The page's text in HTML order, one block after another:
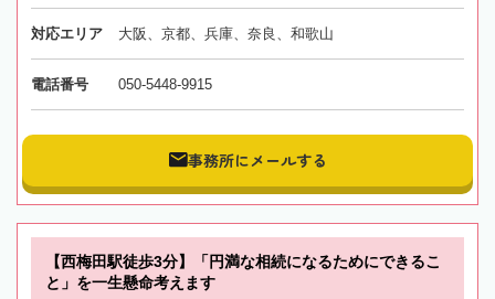
対応エリア 大阪、京都、兵庫、奈良、和歌山
電話番号 050-5448-9915
事務所にメールする
【西梅田駅徒歩3分】「円満な相続になるためにできるこ
と」を一生懸命考えます